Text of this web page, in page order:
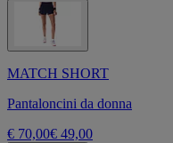
MATCH SHORT
Pantaloncini da donna
€ 70,00€ 49,00